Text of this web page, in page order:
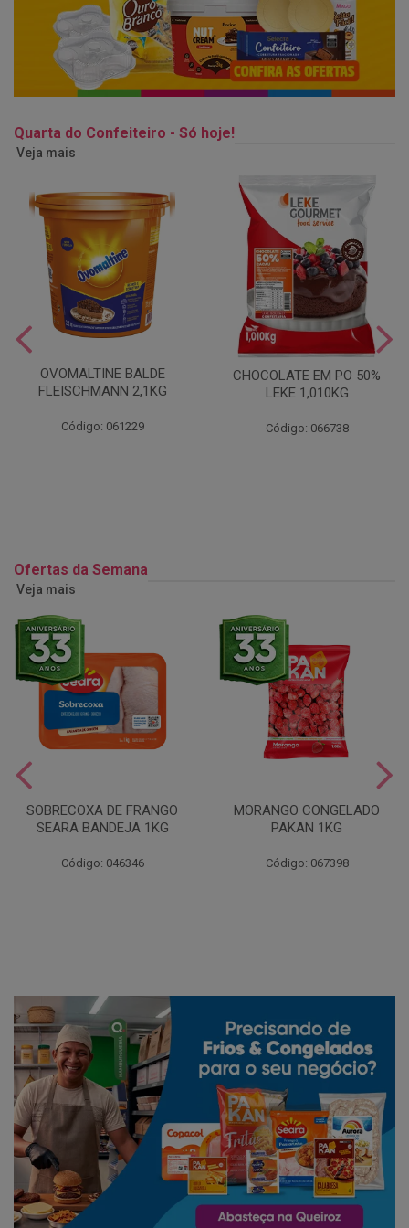
Quarta do Confeiteiro - Só hoje!
Veja mais
OVOMALTINE BALDE
FLEISCHMANN 2,1KG
Código: 061229
CHOCOLATE EM PO 50%
LEKE 1,010KG
Código: 066738
Ofertas da Semana
Veja mais
SOBRECOXA DE FRANGO
SEARA BANDEJA 1KG
Código: 046346
MORANGO CONGELADO
PAKAN 1KG
Código: 067398